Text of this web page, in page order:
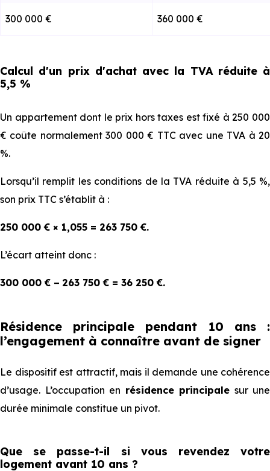
300 000 € 360 000 €
Calcul d'un prix d'achat avec la TVA réduite à
5,5 %
Un appartement dont le prix hors taxes est fixé à 250 000
€ coûte normalement 300 000 € TTC avec une TVA à 20
%.
Lorsqu’il remplit les conditions de la TVA réduite à 5,5 %,
son prix TTC s’établit à :
250 000 € × 1,055 = 263 750 €.
L’écart atteint donc :
300 000 € − 263 750 € = 36 250 €.
Résidence principale pendant 10 ans :
l’engagement à connaître avant de signer
Le dispositif est attractif, mais il demande une cohérence
d’usage. L’occupation en résidence principale sur une
durée minimale constitue un pivot.
Que se passe-t-il si vous revendez votre
logement avant 10 ans ?